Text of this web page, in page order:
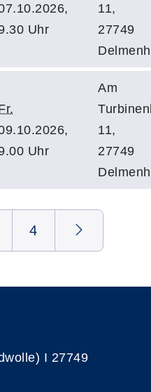
Uhr
11,
27749
Uhr
Am
11,
27749
4
I 27749